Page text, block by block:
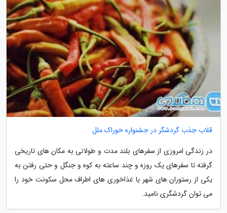
قلاب جذب گردشگر در جشنواره خوراک ملل
در زندگی امروزی از سفرهای بلند مدت و طولانی به مکان های تاریخی
گرفته تا سفرهای یک روزه و چند ساعته به کوه و جنگل و حتی رفتن به
یکی از رستوران های شهر یا غذاخوری های اطراف محل سکونت خود را
می توان گردشگری نامید.